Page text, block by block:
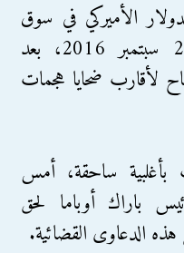
الأميركي في سوق
المعاملات الآجلة، الخميس 29 سبتمبر 2016، بعد
لأقارب ضحايا هجمات
بأغلبية ساحقة، أمس
باراك أوباما لحق
الدعاوى القضائية.